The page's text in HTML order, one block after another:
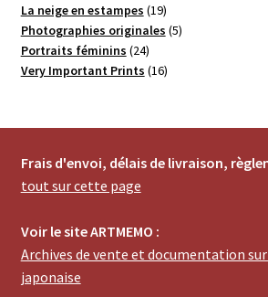
La neige en estampes 1919
produits
Photographies originales 55
Portraits féminins 2424
produits
Very Important Prints 1616
Frais d'envoi, délais de livraison,
tout sur cette page
Voir le site ARTMEMO :
Archives de vente et documentation
japonaise